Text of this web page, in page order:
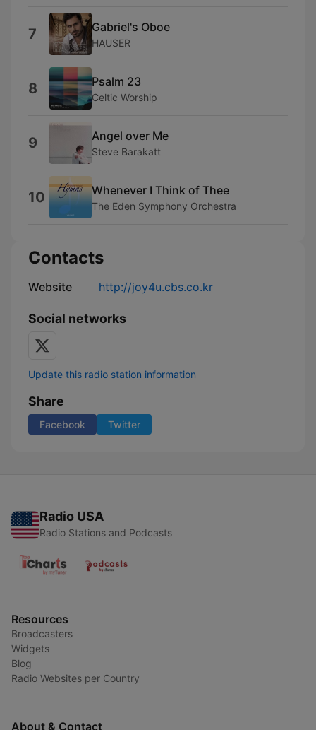
7 Gabriel's Oboe
HAUSER
8 Psalm 23
Celtic Worship
9 Angel over Me
Steve Barakatt
10 Whenever I Think of Thee
The Eden Symphony Orchestra
Contacts
Website http://joy4u.cbs.co.kr
Social networks
Update this radio station information
Share
Facebook Twitter
Radio USA
Radio Stations and Podcasts
Resources
Broadcasters
Widgets
Blog
Radio Websites per Country
About & Contact